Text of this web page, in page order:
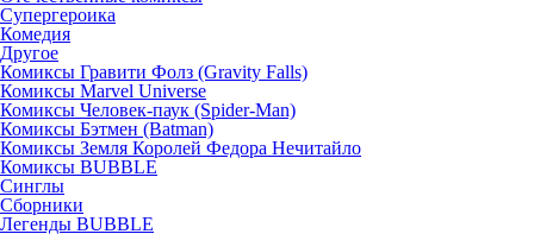
Супергероика
Комедия
Другое
Комиксы Гравити Фолз (Gravity Falls)
Комиксы Marvel Universe
Комиксы Человек-паук (Spider-Man)
Комиксы Бэтмен (Batman)
Комиксы Земля Королей Федора Нечитайло
Комиксы BUBBLE
Синглы
Сборники
Легенды BUBBLE